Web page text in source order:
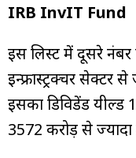
IRB InvIT Fund
इस लिस्ट में दूसरे
इन्फ्रास्ट्रक्चर सेक्टर
इसका डिविडेंड यील्ड
₹3572 करोड़ से ज्यादा